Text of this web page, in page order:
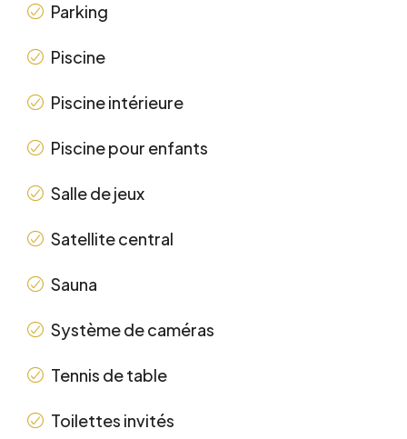
Parking
Piscine
Piscine intérieure
Piscine pour enfants
Salle de jeux
Satellite central
Sauna
Système de caméras
Tennis de table
Toilettes invités